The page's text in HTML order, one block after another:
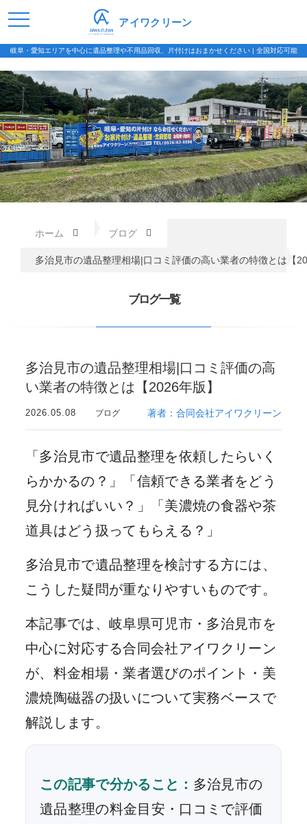
岐阜・愛知エリアを中心に遺品整理や不用品回収、片付けはおまかせください | 全国対応可能
アイワクリーン
ホーム ブログ
多治見市の遺品整理相場|口コミ評価の高い業者の特徴とは【
ブログ一覧
多治見市の遺品整理相場|口コミ評価の高
い業者の特徴とは【2026年版】
2026.05.08 ブログ 著者：合同会社アイワクリーン
「多治見市で遺品整理を依頼したらいく
らかかるの？」「信頼できる業者をどう
見分ければいい？」「美濃焼の食器や茶
道具はどう扱ってもらえる？」
多治見市で遺品整理を検討する方には、
こうした疑問が重なりやすいものです。
本記事では、岐阜県可児市・多治見市を
中心に対応する合同会社アイワクリーン
が、料金相場・業者選びのポイント・美
濃焼陶磁器の扱いについて実務ベースで
解説します。
この記事で分かること： 多治見市の
遺品整理の料金目安・口コミで評価